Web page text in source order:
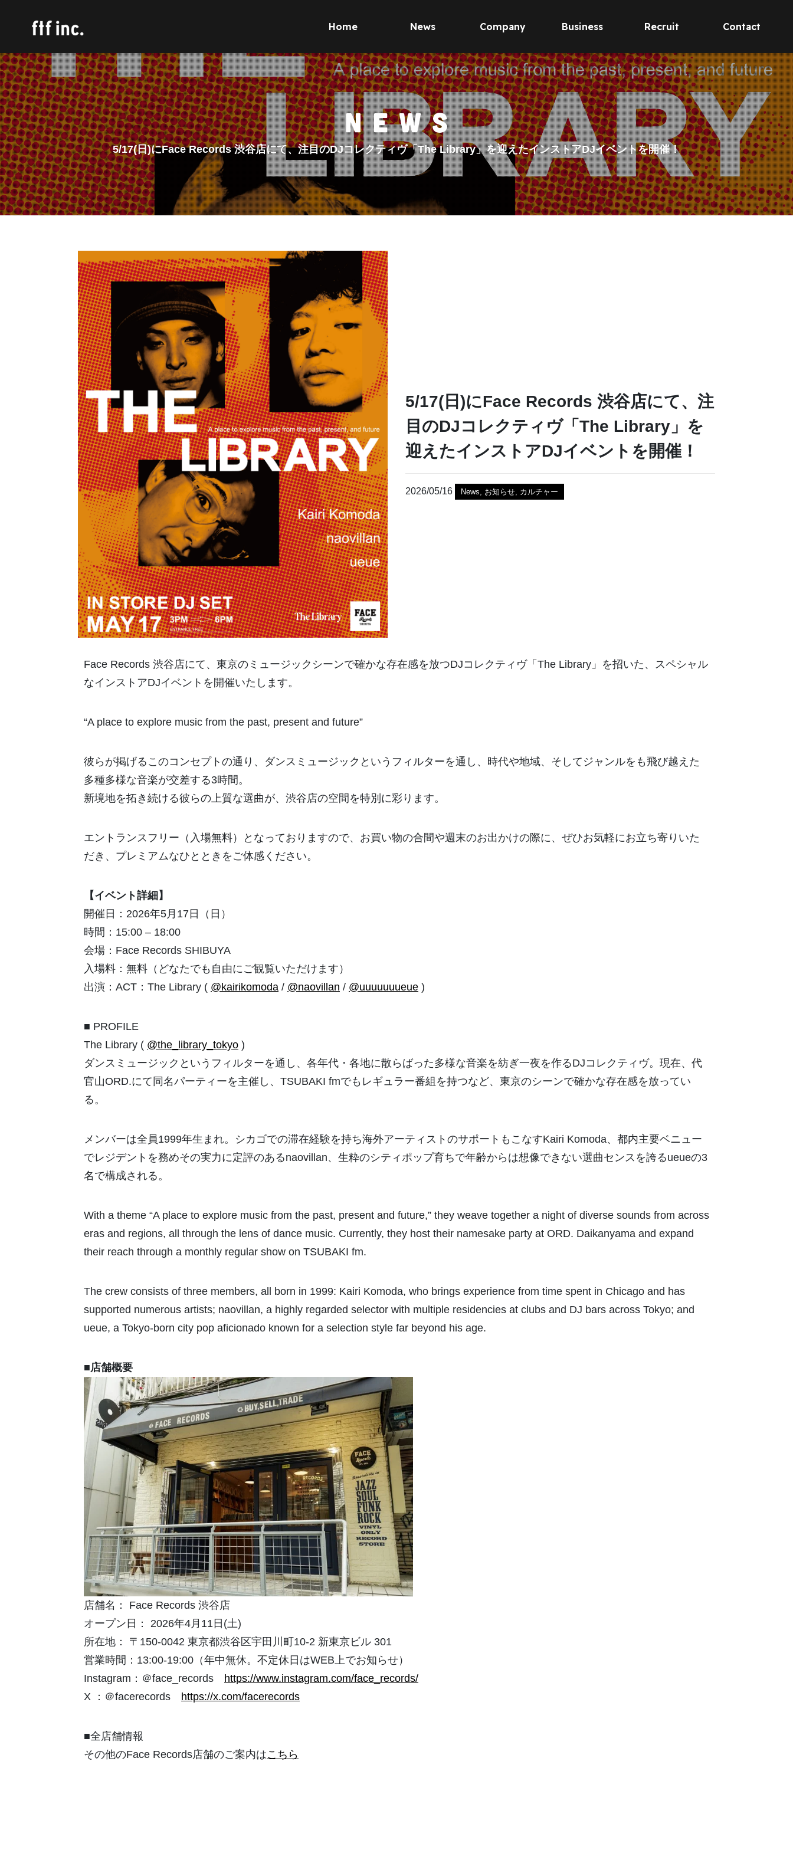
Home News Company Business Recruit Contact
5/17(日)にFace Records 渋谷店にて、注目のDJコレクティヴ「The Library」を迎えたインストアDJイベントを開催！
5/17(日)にFace Records 渋谷店にて、注
目のDJコレクティヴ「The Library」を
迎えたインストアDJイベントを開催！
2026/05/16 News お知らせ カルチャー
Face Records 渋谷店にて、東京のミュージックシーンで確かな存在感を放つDJコレクティヴ「The Library」を招いた、スペシャル
なインストアDJイベントを開催いたします。
“A place to explore music from the past, present and future”
彼らが掲げるこのコンセプトの通り、ダンスミュージックというフィルターを通し、時代や地域、そしてジャンルをも飛び越えた
多種多様な音楽が交差する3時間。
新境地を拓き続ける彼らの上質な選曲が、渋谷店の空間を特別に彩ります。
エントランスフリー（入場無料）となっておりますので、お買い物の合間や週末のお出かけの際に、ぜひお気軽にお立ち寄りいた
だき、プレミアムなひとときをご体感ください。
【イベント詳細】
開催日：2026年5月17日（日）
時間：15:00 – 18:00
会場：Face Records SHIBUYA
入場料：無料（どなたでも自由にご観覧いただけます）
出演：ACT：The Library ( @kairikomoda / @naovillan / @uuuuuuueue )
■ PROFILE
The Library ( @the_library_tokyo )
ダンスミュージックというフィルターを通し、各年代・各地に散らばった多様な音楽を紡ぎ一夜を作るDJコレクティヴ。現在、代
官山ORD.にて同名パーティーを主催し、TSUBAKI fmでもレギュラー番組を持つなど、東京のシーンで確かな存在感を放ってい
る。
メンバーは全員1999年生まれ。シカゴでの滞在経験を持ち海外アーティストのサポートもこなすKairi Komoda、都内主要ベニュー
でレジデントを務めその実力に定評のあるnaovillan、生粋のシティポップ育ちで年齢からは想像できない選曲センスを誇るueueの3
名で構成される。
With a theme “A place to explore music from the past, present and future,” they weave together a night of diverse sounds from across
eras and regions, all through the lens of dance music. Currently, they host their namesake party at ORD. Daikanyama and expand
their reach through a monthly regular show on TSUBAKI fm.
The crew consists of three members, all born in 1999: Kairi Komoda, who brings experience from time spent in Chicago and has
supported numerous artists; naovillan, a highly regarded selector with multiple residencies at clubs and DJ bars across Tokyo; and
ueue, a Tokyo-born city pop aficionado known for a selection style far beyond his age.
■店舗概要
店舗名： Face Records 渋谷店
オープン日： 2026年4月11日(土)
所在地： 〒150-0042 東京都渋谷区宇田川町10-2 新東京ビル 301
営業時間：13:00-19:00（年中無休。不定休日はWEB上でお知らせ）
Instagram：＠face_records https://www.instagram.com/face_records/
X ：＠facerecords https://x.com/facerecords
■全店舗情報
その他のFace Records店舗のご案内はこちら